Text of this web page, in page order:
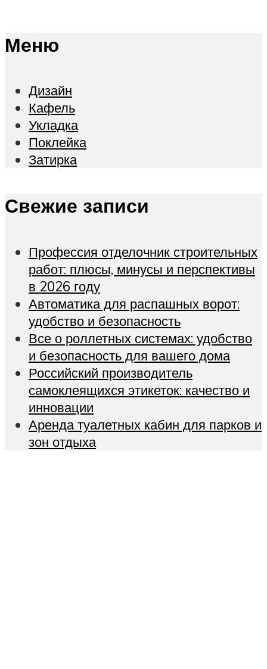
Меню
Дизайн
Кафель
Укладка
Поклейка
Затирка
Свежие записи
Профессия отделочник строительных
работ: плюсы, минусы и перспективы
в 2026 году
Автоматика для распашных ворот:
удобство и безопасность
Все о роллетных системах: удобство
и безопасность для вашего дома
Российский производитель
самоклеящихся этикеток: качество и
инновации
Аренда туалетных кабин для парков и
зон отдыха